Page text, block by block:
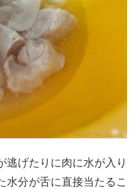
逃げたりに肉に水が入り
水分が舌に直接当たるこ